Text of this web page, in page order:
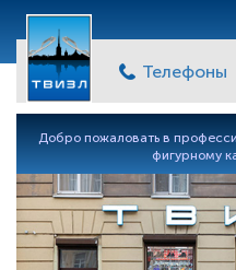
Телефоны
Добро пожаловать в
фигурному